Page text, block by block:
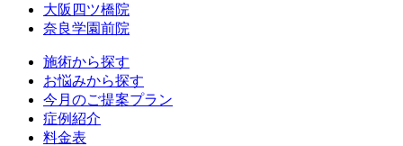
大阪四ツ橋院
奈良学園前院
施術から探す
お悩みから探す
今月のご提案プラン
症例紹介
料金表